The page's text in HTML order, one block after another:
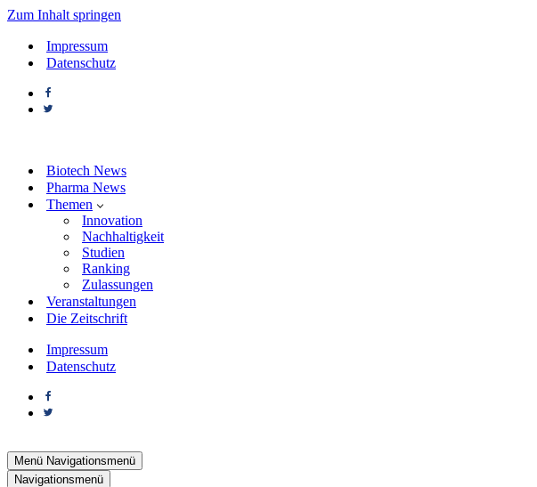
Zum Inhalt springen
Impressum
Datenschutz
Biotech News
Pharma News
Themen
Innovation
Nachhaltigkeit
Studien
Ranking
Zulassungen
Veranstaltungen
Die Zeitschrift
Impressum
Datenschutz
Menü Navigationsmenü
Navigationsmenü